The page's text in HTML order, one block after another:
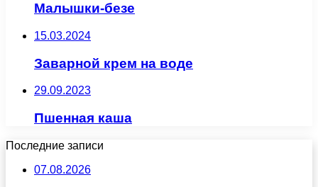
Малышки-безе
15.03.2024
Заварной крем на воде
29.09.2023
Пшенная каша
Последние записи
07.08.2026